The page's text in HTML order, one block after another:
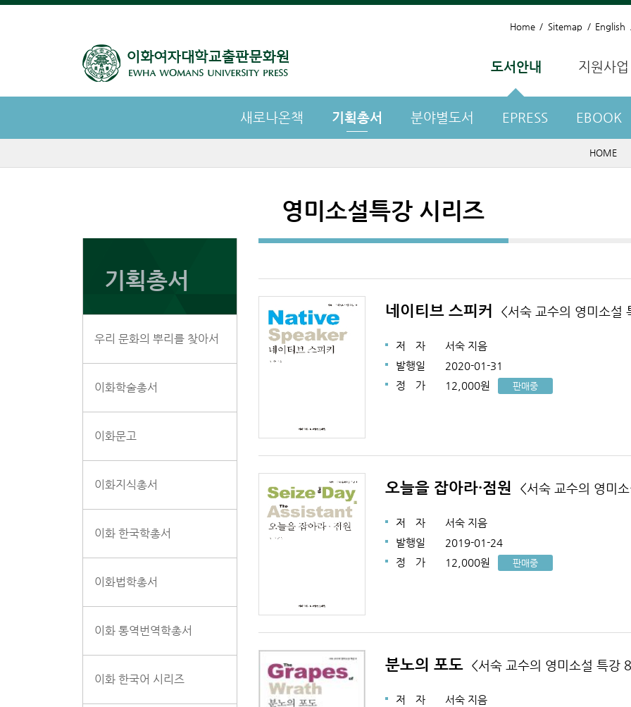
Home Sitemap English
도서안내
새로나온책 기획총서 분야별도서 EPRESS EBOOK
지원사업
HOME
기획총서
우리 문화의 뿌리를 찾아서
이화학술총서
이화문고
이화지식총서
이화 한국학총서
이화법학총서
이화 통역번역학총서
이화 한국어 시리즈
영미소설특강 시리즈
네이티브 스피커 <서숙 교수의 영미소설
저 자
서숙 지음
발행일
2020-01-31
정
가 12,000원 판매중
오늘을 잡아라·점원 <서숙 교수의 영미
저 자
서숙 지음
발행일
2019-01-24
정
가 12,000원 판매중
분노의 포도 <서숙 교수의 영미소설 특강
저 자
서숙 지음